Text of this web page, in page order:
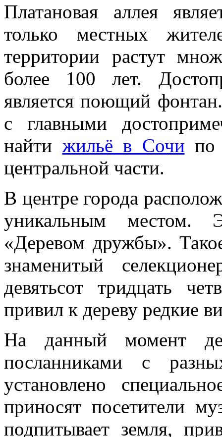
Платановая аллея
только местных
территории растут
более 100 лет.
является поющий
с главными
найти жильё в Сочи по
центральной части.
В центре города
уникальным местом.
«Деревом дружбы».
знаменитый
девятьсот тридцать
привил к дереву редкие
На данный момент
посланниками с
установлено
приносят посетители
подпитывает земля,